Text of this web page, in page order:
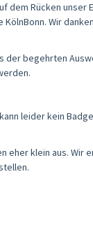
dem Rücken unser
Wir
der begehrten
leider kein
eher klein aus. Wir